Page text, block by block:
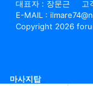
대표자 : 장문근
고
E-MAIL :
Copyright 2026
마사지탑